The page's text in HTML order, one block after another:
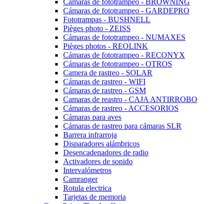
Cámaras de fototrampeo - BROWNING
Cámaras de fototrampeo - GARDEPRO
Fototrampas - BUSHNELL
Pièges photo - ZEISS
Cámaras de fototrampeo - NUMAXES
Pièges photos - REOLINK
Cámaras de fototrampeo - RECONYX
Cámaras de fototrampeo - OTROS
Camera de rastreo - SOLAR
Cámaras de rastreo - WIFI
Cámaras de rastreo - GSM
Camaras de reastro - CAJA ANTIRROBO
Cámaras de rastreo - ACCESORIOS
Cámaras para aves
Cámaras de rastreo para cámaras SLR
Barrera infrarroja
Disparadores alámbricos
Desencadenadores de radio
Activadores de sonido
Intervalómetros
Camranger
Rotula electrica
Tarjetas de memoria